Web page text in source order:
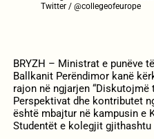
Twitter / @collegeofeurope
BRYZH – Ministrat e punëve
Ballkanit Perëndimor kanë
rajon në ngjarjen “Diskutojmë
Perspektivat dhe kontributet
është mbajtur në kampusin e
Studentët e kolegjit gjithashtu